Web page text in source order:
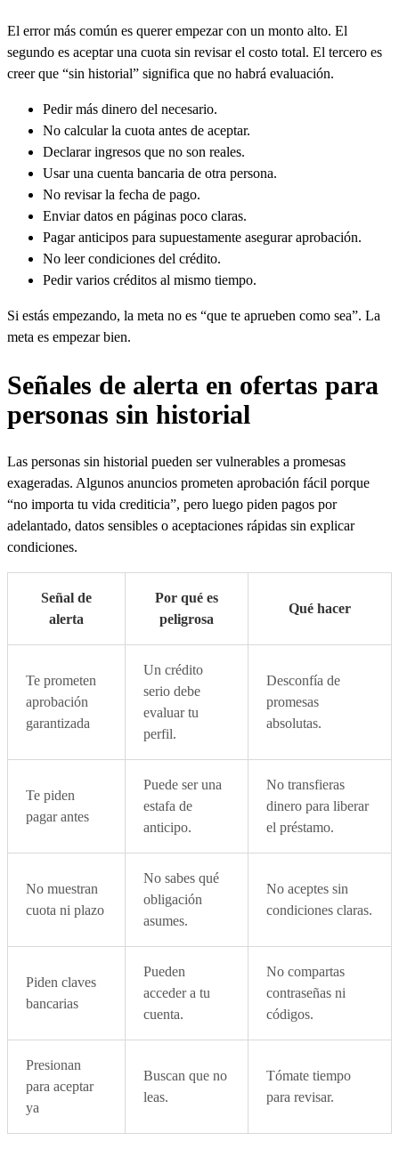
El error más común es querer empezar con un monto alto. El
segundo es aceptar una cuota sin revisar el costo total. El tercero es
creer que “sin historial” significa que no habrá evaluación.
Pedir más dinero del necesario.
No calcular la cuota antes de aceptar.
Declarar ingresos que no son reales.
Usar una cuenta bancaria de otra persona.
No revisar la fecha de pago.
Enviar datos en páginas poco claras.
Pagar anticipos para supuestamente asegurar aprobación.
No leer condiciones del crédito.
Pedir varios créditos al mismo tiempo.
Si estás empezando, la meta no es “que te aprueben como sea”. La
meta es empezar bien.
Señales de alerta en ofertas para
personas sin historial
Las personas sin historial pueden ser vulnerables a promesas
exageradas. Algunos anuncios prometen aprobación fácil porque
“no importa tu vida crediticia”, pero luego piden pagos por
adelantado, datos sensibles o aceptaciones rápidas sin explicar
condiciones.
Señal de
alerta
Por qué es
peligrosa
Qué hacer
Te prometen
aprobación
garantizada
Un crédito
serio debe
evaluar tu
perfil.
Desconfía de
promesas
absolutas.
Te piden
pagar antes
Puede ser una
estafa de
anticipo.
No transfieras
dinero para liberar
el préstamo.
No muestran
cuota ni plazo
No sabes qué
obligación
asumes.
No aceptes sin
condiciones claras.
Piden claves
bancarias
Pueden
acceder a tu
cuenta.
No compartas
contraseñas ni
códigos.
Presionan
para aceptar
ya
Buscan que no
leas.
Tómate tiempo
para revisar.